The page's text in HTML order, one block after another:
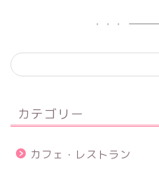
カテゴリー
カフェ・レストラン